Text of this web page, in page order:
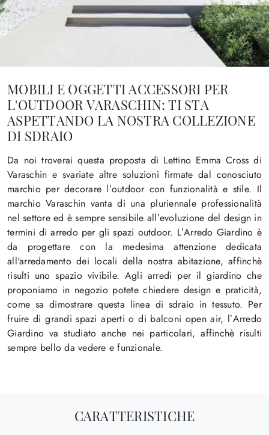
MOBILI E OGGETTI ACCESSORI PER
L'OUTDOOR VARASCHIN: TI STA
ASPETTANDO LA NOSTRA COLLEZIONE
DI SDRAIO
Da noi troverai questa proposta di Lettino Emma Cross di
Varaschin e svariate altre soluzioni firmate dal conosciuto
marchio per decorare l’outdoor con funzionalità e stile. Il
marchio Varaschin vanta di una pluriennale professionalità
nel settore ed è sempre sensibile all’evoluzione del design in
termini di arredo per gli spazi outdoor. L’Arredo Giardino è
da progettare con la medesima attenzione dedicata
all'arredamento dei locali della nostra abitazione, affinchè
risulti uno spazio vivibile. Agli arredi per il giardino che
proponiamo in negozio potete chiedere design e praticità,
come sa dimostrare questa linea di sdraio in tessuto. Per
fruire di grandi spazi aperti o di balconi open air, l’Arredo
Giardino va studiato anche nei particolari, affinchè risulti
sempre bello da vedere e funzionale.
CARATTERISTICHE